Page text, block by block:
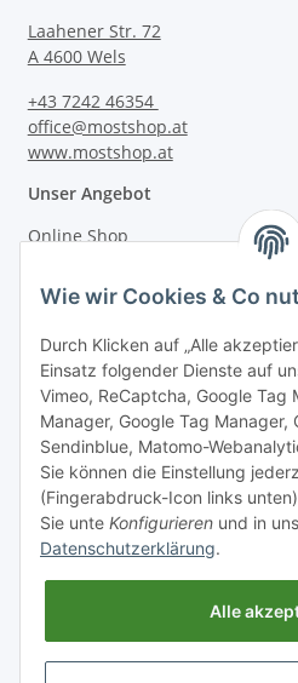
Laahener Str. 72
A 4600 Wels
+43 7242 46354
office@mostshop.at
www.mostshop.at
Unser Angebot
Online Shop
Informationen
Gesetzliche Informationen
Wie wir Cookies & Co
Durch Klicken auf „Alle
Einsatz folgender Dienste auf
Vimeo, ReCaptcha, Google Tag
Manager, Google Tag Manager,
Sendinblue, Matomo-
Sie können die Einstellung
(Fingerabdruck-Icon links
Sie unte Konfigurieren und in
Datenschutzerklärung.
Alle